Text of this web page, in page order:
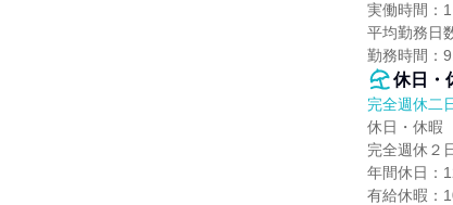
実働時間：
平均勤務日
勤務時間：
休日・
完全週休二
休日・休暇
完全週休２
年間休日：
有給休暇：